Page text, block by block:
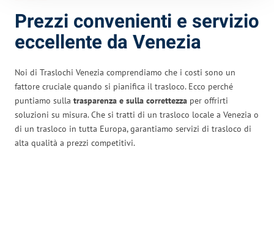
Prezzi convenienti e servizio
eccellente da Venezia
Noi di Traslochi Venezia comprendiamo che i costi sono un
fattore cruciale quando si pianifica il trasloco. Ecco perché
puntiamo sulla trasparenza e sulla correttezza per offrirti
soluzioni su misura. Che si tratti di un trasloco locale a Venezia o
di un trasloco in tutta Europa, garantiamo servizi di trasloco di
alta qualità a prezzi competitivi.